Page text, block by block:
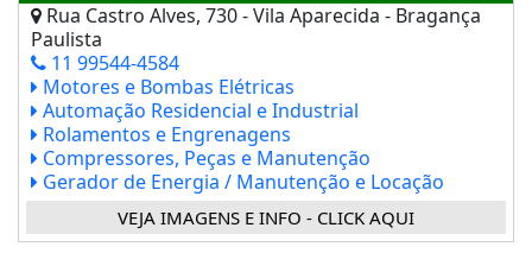
Rua Castro Alves, 730 - Vila Aparecida - Bragança
Paulista
11 99544-4584
Motores e Bombas Elétricas
Automação Residencial e Industrial
Rolamentos e Engrenagens
Compressores, Peças e Manutenção
Gerador de Energia / Manutenção e Locação
VEJA IMAGENS E INFO - CLICK AQUI